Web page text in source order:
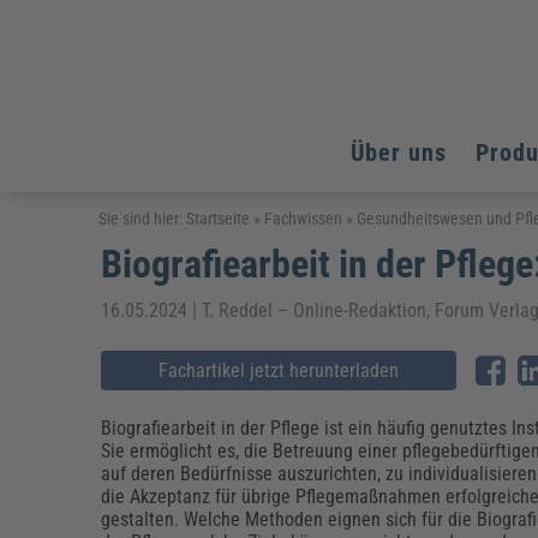
Über uns
Arbeitsschutz
Fachpublikationen & Arbeitshilfen
Arbeitssicherheit & Gesundheitsschutz
Brandschutz
Weiterbildungen (AKADEMIE HERKERT)
Assistenz & Office-Management
Baurecht & Architektenrecht
Energieoptimiertes & klimaneutrales Bauen
Fachpublikationen & Arbeitshilfen
Kinderschutz, Jugendhilfe & Inklusion
Datenschutz & IT-Recht
Datenschutz & IT-Sicherheit
Elektrosicherheit
Elektrosicherheit & Elektrotechnik
Energie und Umwelt
Fachpublikationen & Arbeitshilfen
Weiterbildungen (AKADEMIE HERKERT)
Arbeitsschutz
Bildung und Erziehung
Energie und Umwelt
Kommunales
Reisekosten und Finanzen
Arbeitsschutz
Bildung und Erziehung
Energie und Umwelt
Kommunales
Reisekosten und Finanzen
Sie sind hier: Startseite » Fachwissen » Gesundheitswesen und
Biografiearbeit in der
16.05.2024 | T. Reddel – Online-Redaktion, Forum
Fachartikel jetzt herunterladen
Biografiearbeit in der Pflege ist ein häufig genutztes
Sie ermöglicht es, die Betreuung einer
auf deren Bedürfnisse auszurichten, zu
die Akzeptanz für übrige Pflegemaßnahmen
gestalten. Welche Methoden eignen sich für die